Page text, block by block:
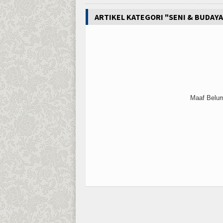
ARTIKEL KATEGORI "SENI &
Maaf